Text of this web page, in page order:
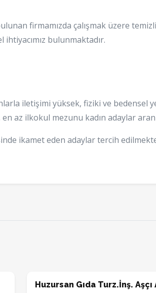
firmamızda çalışmak üzere
bulunmaktadır.
iletişimi yüksek, fiziki ve bedensel
az ilkokul mezunu kadın adaylar
ikamet eden adaylar tercih
Huzursan Gıda Turz.İnş. Aşçı